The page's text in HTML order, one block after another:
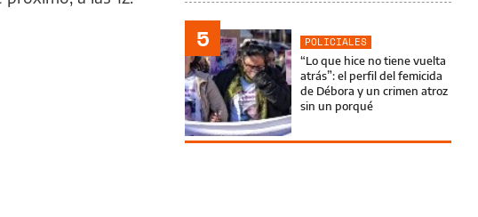
5
POLICIALES
“Lo que hice no tiene vuelta
atrás”: el perfil del femicida
de Débora y un crimen atroz
sin un porqué